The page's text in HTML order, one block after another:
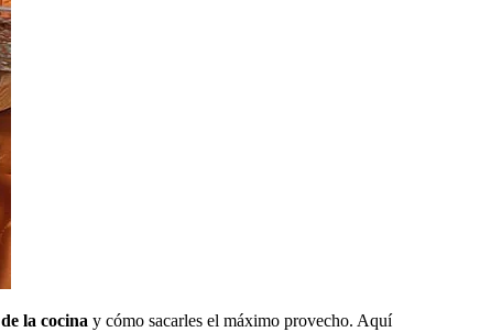
la cocina y cómo sacarles el máximo provecho. Aquí